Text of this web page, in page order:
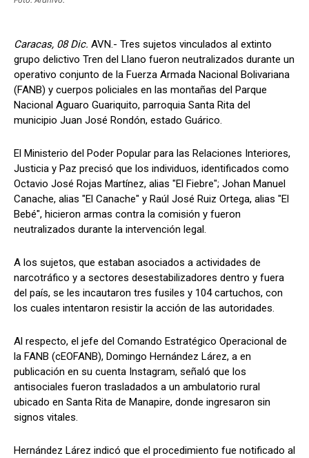
Caracas, 08 Dic. AVN.- Tres sujetos vinculados al extinto
grupo delictivo Tren del Llano fueron neutralizados durante un
operativo conjunto de la Fuerza Armada Nacional Bolivariana
(FANB) y cuerpos policiales en las montañas del Parque
Nacional Aguaro Guariquito, parroquia Santa Rita del
municipio Juan José Rondón, estado Guárico.
El Ministerio del Poder Popular para las Relaciones Interiores,
Justicia y Paz precisó que los individuos, identificados como
Octavio José Rojas Martínez, alias "El Fiebre"; Johan Manuel
Canache, alias "El Canache" y Raúl José Ruiz Ortega, alias "El
Bebé", hicieron armas contra la comisión y fueron
neutralizados durante la intervención legal.
A los sujetos, que estaban asociados a actividades de
narcotráfico y a sectores desestabilizadores dentro y fuera
del país, se les incautaron tres fusiles y 104 cartuchos, con
los cuales intentaron resistir la acción de las autoridades.
Al respecto, el jefe del Comando Estratégico Operacional de
la FANB (cEOFANB), Domingo Hernández Lárez, a en
publicación en su cuenta Instagram, señaló que los
antisociales fueron trasladados a un ambulatorio rural
ubicado en Santa Rita de Manapire, donde ingresaron sin
signos vitales.
Hernández Lárez indicó que el procedimiento fue notificado al